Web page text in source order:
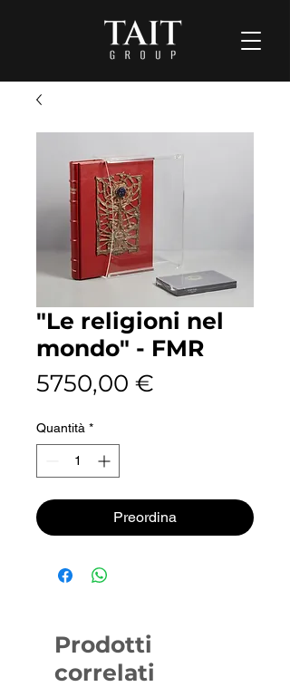
"Le religioni nel
mondo" - FMR
5750,00 €
Quantità *
Preordina
Prodotti
correlati